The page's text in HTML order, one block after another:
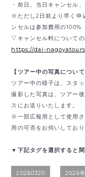
・前日、当日キャンセル
※ただし2日前より早く申
ンセルは参加費用の100%
▽キャンセル料についての
https://dai-
【ツアー中の写真について
ツアー中の様子は、スタ
撮影した写真は、ツアー
スにお送りいたします。
※一部広報用として使用
用の可否をお伺いしており
▼下記タグを選択すると関
20260320 2026年